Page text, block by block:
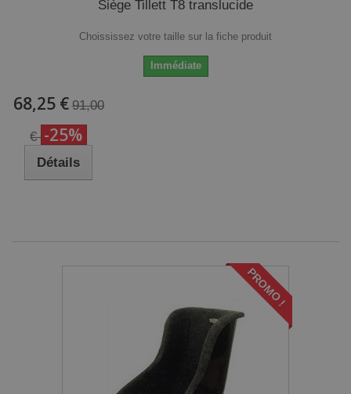
Siège Tillett T8 translucide
Choississez votre taille sur la fiche produit
Immédiate
68,25 € 91,00
€ -25%
Détails
PROMO !